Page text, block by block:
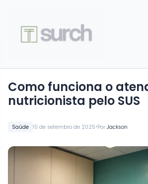
Saúde 10 de setembro de 2025•Por Jackson
Como funciona o
nutricionista pelo SUS